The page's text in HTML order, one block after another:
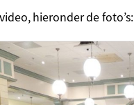
hieronder de foto’s: